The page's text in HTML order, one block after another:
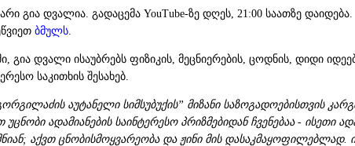
გია დვალია. გადაცემა YouTube-ზე დღეს, 21:00 საათზე დაიდება.
ბმულს
გია დვალი ისაუბრებს ფიზიკის, მეცნიერების, ცოდნის, დიდი
საკითხის შესახებ.
აუტანელი სიმსუბუქის” მიზანი საზოგადოებისთვის
უცნობი ადამიანების საინტერესო პრიზმებიდან ჩვენებაა- ისეთი
; აქვთ ცნობისმოყვარეობა და ჟინი მის დასაკმაყოფილებლად.